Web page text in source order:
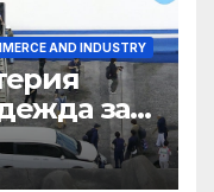
AND INDUSTRY
за